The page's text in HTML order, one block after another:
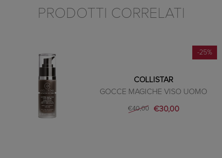
PRODOTTI CORRELATI
-25%
COLLISTAR
GOCCE MAGICHE VISO UOMO
€40,00 €30,00